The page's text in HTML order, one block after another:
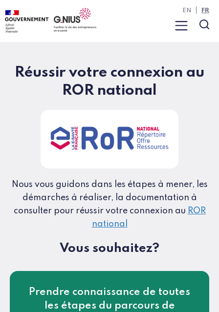
Panneau de gestion des cookies
Aller au contenu
Aller à la navigation
Menu
EN FR
Réussir votre connexion au
ROR national
Nous vous guidons dans les étapes à mener, les
démarches à réaliser, la documentation à
consulter pour réussir votre connexion au ROR
national
Vous souhaitez?
Prendre connaissance de toutes
les étapes du parcours de